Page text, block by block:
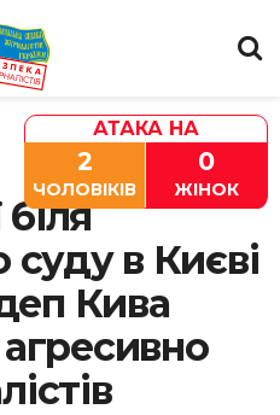
біля
суду в Києві
Кива
АТАКА НА
2
ЧОЛОВІКІВ
0
ЖІНОК